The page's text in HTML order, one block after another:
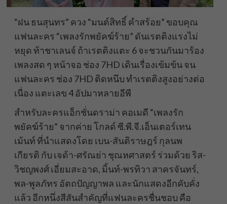
“ฝน ธนสุนทร” ควง “มนต์สิทธิ์ คําสร้อย” ขอบคุณ
แฟนละคร “เพลงรักพยัคฆ์ร้าย” ดันเรตติงแรงไม่
หยุด ท้าชาเลนจ์ ถ้าเรตติงแตะ 6 จะชวนกันมาร้อง
เพลงสด ๆ หน้าจอ ช่อง 7HD เดินเรื่องเข้มข้น จน
แฟนละคร ช่อง 7HD ติดหนึบ ทำเรตติงสูงอย่างต่อ
เนื่อง แตะเลข 4 อัปมาหลายอีพี
สำหรับละครแอ็กชั่นดราม่า คอเมดี “เพลงรัก
พยัคฆ์ร้าย” จากค่าย โกลด์ ซี.พี.จี.เอ็นเตอร์เทน
เม้นท์ ที่นำแสดงโดย เบน-สันติราษฎร์ กุลนพ
เกียรติ กับ เจด้า-ศรัณย่า ชุณหศาสตร์ ร่วมด้วย ริส-
วิชญพงศ์ เอี่ยมสะอาด, มิ้นท์-พรทิวา สาครจันทร์,
พล-พูลภัทร อัตถปัญญาพล และนักแสดงอีกคับคั่ง
แล้ว อีกหนึ่งสีสันสำคัญที่แฟนละครชื่นชอบ คือ